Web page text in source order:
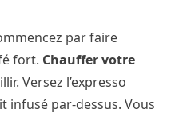
par faire
fort. Chauffer votre
Versez l’expresso
infusé par-dessus. Vous